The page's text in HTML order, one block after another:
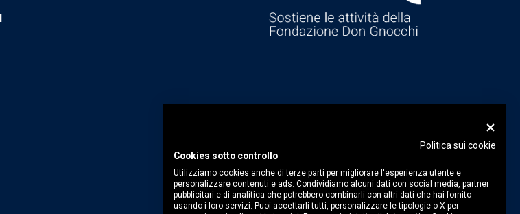
Politica sui cookie
Cookies sotto controllo
Utilizziamo cookies anche di terze parti per migliorare l'esperienza utente e
personalizzare contenuti e ads. Condividiamo alcuni dati con social media, partner
pubblicitari e di analitica che potrebbero combinarli con altri dati che hai fornito
usando i loro servizi. Puoi accettarli tutti, personalizzare le tipologie o X per